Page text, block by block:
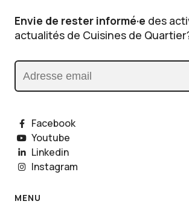
Envie de rester informé·e des
actualités de Cuisines de
Adresse email
Facebook
Youtube
Linkedin
Instagram
MENU